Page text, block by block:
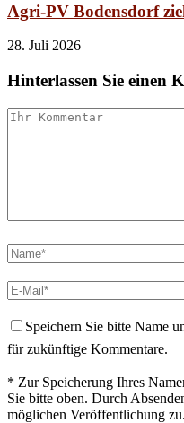
Agri-PV Bodensdorf
28. Juli 2026
Hinterlassen Sie einen
Speichern Sie bitte Name
für zukünftige Kommentare.
* Zur Speicherung Ihres
Sie bitte oben. Durch
möglichen Veröffentlichung zu.